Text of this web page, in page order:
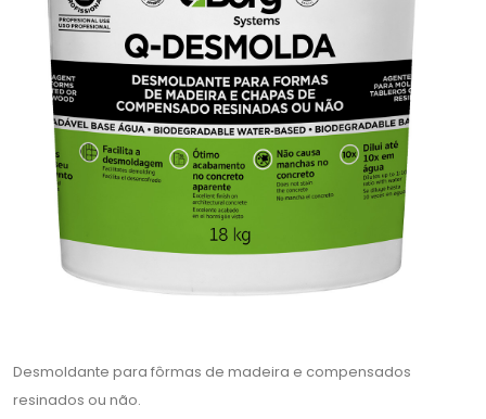
Desmoldante para fôrmas de madeira e compensados
resinados ou não.